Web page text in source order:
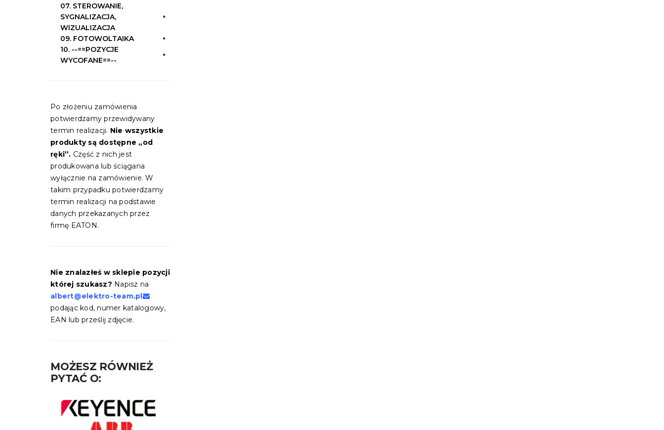
07. STEROWANIE,
SYGNALIZACJA,
WIZUALIZACJA
09. FOTOWOLTAIKA
10. --==POZYCJE
WYCOFANE==--
Po złożeniu zamówienia
potwierdzamy przewidywany
termin realizacji. Nie wszystkie
produkty są dostępne „od
ręki”. Część z nich jest
produkowana lub ściągana
wyłącznie na zamówienie. W
takim przypadku potwierdzamy
termin realizacji na podstawie
danych przekazanych przez
firmę EATON.
Nie znalazłeś w sklepie pozycji
której szukasz? Napisz na
albert@elektro-team.pl
podając kod, numer katalogowy,
EAN lub prześlij zdjęcie.
MOŻESZ RÓWNIEŻ
PYTAĆ O: